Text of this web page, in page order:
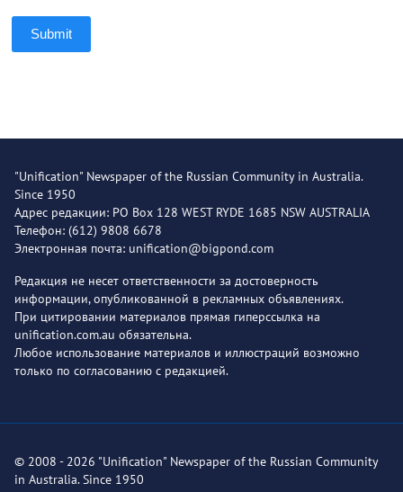
Submit
"Unification" Newspaper of the Russian Community in Australia.
Since 1950
Адрес редакции: PO Box 128 WEST RYDE 1685 NSW AUSTRALIA
Телефон: (612) 9808 6678
Электронная почта: unification@bigpond.com
Редакция не несет ответственности за достоверность
информации, опубликованной в рекламных объявлениях.
При цитировании материалов прямая гиперссылка на
unification.com.au обязательна.
Любое использование материалов и иллюстраций возможно
только по согласованию с редакцией.
© 2008 - 2026 "Unification" Newspaper of the Russian Community
in Australia. Since 1950